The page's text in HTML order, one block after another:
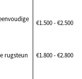
€1.500 - €2.500
rugsteun €1.800 - €2.800